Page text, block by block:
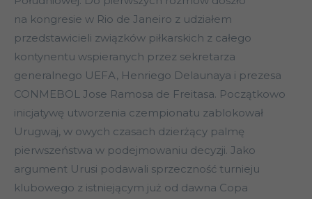
na kongresie w Rio de Janeiro z udziałem
przedstawicieli związków piłkarskich z całego
kontynentu wspieranych przez sekretarza
generalnego UEFA, Henriego Delaunaya i prezesa
CONMEBOL Jose Ramosa de Freitasa. Początkowo
inicjatywę utworzenia czempionatu zablokował
Urugwaj, w owych czasach dzierżący palmę
pierwszeństwa w podejmowaniu decyzji. Jako
argument Urusi podawali sprzeczność turnieju
klubowego z istniejącym już od dawna Copa